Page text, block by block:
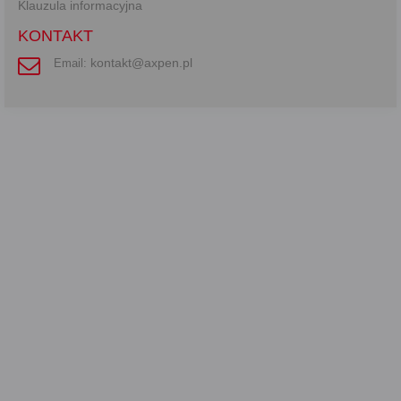
Klauzula informacyjna
KONTAKT
Email: kontakt@axpen.pl